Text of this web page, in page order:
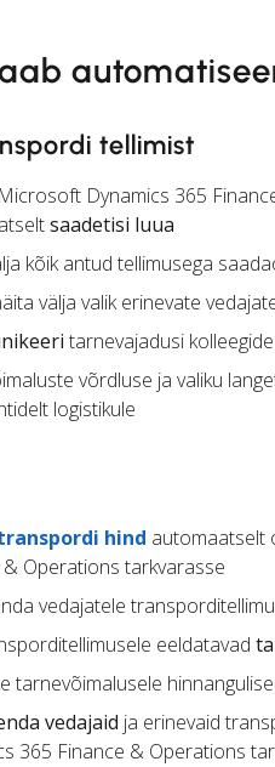
tellimist
Dynamics 365
saadetisi luua
kõik antud tellimusega
välja valik erinevate
tarnevajadusi
võrdluse ja valiku
logistikule
hind automaatselt
& Operations tarkvarasse
vedajatele
eeldatavad
tarnevõimalusele
vedajaid ja erinevaid
365 Finance & Operations